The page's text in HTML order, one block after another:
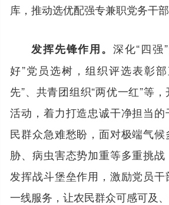
库，推动选优配强专兼职党务干部
发挥先锋作用。 深化“四强
好”党员选树，组织评选表彰
先”、共青团组织“两优一红”等
活动，着力打造忠诚干净担当
民群众急难愁盼，面对极端气
胁、病虫害态势加重等多重挑
发挥战斗堡垒作用，激励党员
一线服务，让农民群众可感可及、